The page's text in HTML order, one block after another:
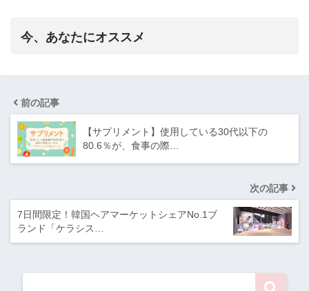
今、あなたにオススメ
前の記事
【サプリメント】使用している30代以下の
80.6％が、食事の際…
次の記事
7日間限定！韓国ヘアマーケットシェアNo.1ブ
ランド「ケラシス…